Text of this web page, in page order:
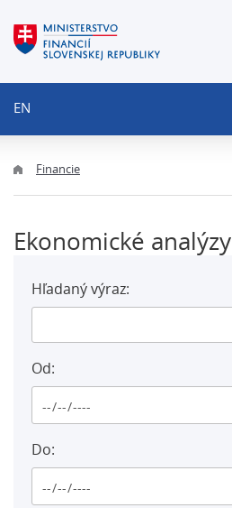
EN
Financie
Ekonomické analýzy
Hľadaný výraz:
Od:
Do: